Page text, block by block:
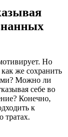
Но
же сохранить
Можно ли
себе во
Конечно,
к
тратах.